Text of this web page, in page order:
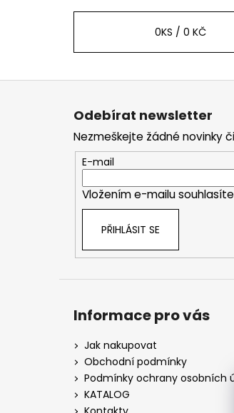
0KS / 0 KČ
Z
Odebírat newsletter
Nezmeškejte žádné novinky
E-mail
Vložením e-mailu
PŘIHLÁSIT SE
Informace pro vás
Jak nakupovat
Obchodní podmínky
Podmínky ochrany osobních
KATALOG